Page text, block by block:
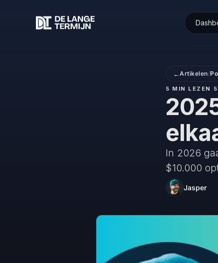
←Artikelen/
5 MIN LEZEN ·
In 2026
$10.000
Jasper